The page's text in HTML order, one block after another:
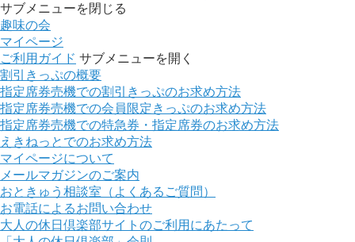
サブメニューを閉じる
趣味の会
マイページ
ご利用ガイド サブメニューを開く
割引きっぷの概要
指定席券売機での割引きっぷのお求め方法
指定席券売機での会員限定きっぷのお求め方法
指定席券売機での特急券・指定席券のお求め方法
えきねっとでのお求め方法
マイページについて
メールマガジンのご案内
おときゅう相談室（よくあるご質問）
お電話によるお問い合わせ
大人の休日倶楽部サイトのご利用にあたって